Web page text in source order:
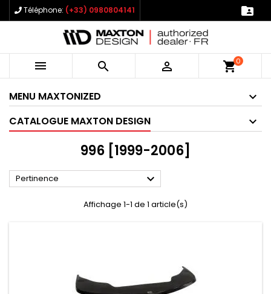
Téléphone: (+33) 0980804141 
   shopping_cart0
MENU MAXTONIZED
CATALOGUE MAXTON DESIGN
996 [1999-2006]
Pertinence 
Affichage 1-1 de 1 article(s)